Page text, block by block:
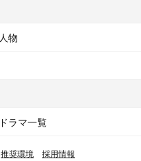
人物
ドラマ一覧
推奨環境 採用情報